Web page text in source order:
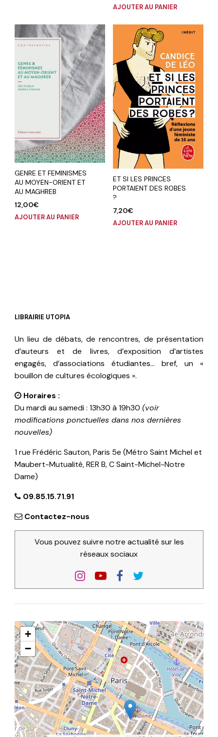
AJOUTER AU PANIER
GENRE ET FEMINISMES
AU MOYEN-ORIENT ET
AU MAGHREB
12,00€
AJOUTER AU PANIER
ET SI LES PRINCES
PORTAIENT DES ROBES
?
7,20€
AJOUTER AU PANIER
LIBRAIRIE UTOPIA
Un lieu de débats, de rencontres, de présentation
d’auteurs et de livres, d’exposition d’artistes
engagés, d’associations étudiantes… bref, un «
bouillon de cultures écologiques ».
Horaires :
Du mardi au samedi : 13h30 à 19h30 (voir
modifications ponctuelles dans nos dernières
nouvelles)
1 rue Frédéric Sauton, Paris 5e (Métro Saint Michel et
Maubert-Mutualité, RER B, C Saint-Michel-Notre
Dame)
09.85.15.71.91
Contactez-nous
Vous pouvez suivre notre actualité sur les
réseaux sociaux
+
−